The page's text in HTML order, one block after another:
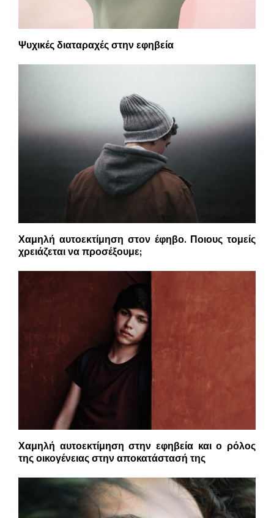
Ψυχικές διαταραχές στην εφηβεία
Χαμηλή αυτοεκτίμηση στον έφηβο. Ποιους τομείς
χρειάζεται να προσέξουμε;
Χαμηλή αυτοεκτίμηση στην εφηβεία και ο ρόλος
της οικογένειας στην αποκατάστασή της